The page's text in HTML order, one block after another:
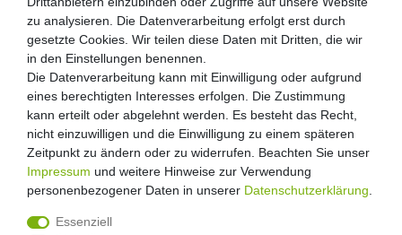
zu analysieren. Die Datenverarbeitung erfolgt erst durch
gesetzte Cookies. Wir teilen diese Daten mit Dritten, die wir
in den Einstellungen benennen.
Die Datenverarbeitung kann mit Einwilligung oder aufgrund
eines berechtigten Interesses erfolgen. Die Zustimmung
kann erteilt oder abgelehnt werden. Es besteht das Recht,
nicht einzuwilligen und die Einwilligung zu einem späteren
Zeitpunkt zu ändern oder zu widerrufen. Beachten Sie unser
Impressum und weitere Hinweise zur Verwendung
personenbezogener Daten in unserer Daten­schutz­erklärung
Essenziell